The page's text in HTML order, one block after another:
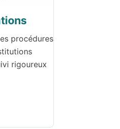
procédures
rigoureux